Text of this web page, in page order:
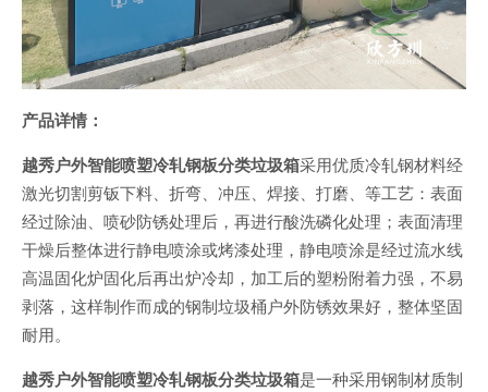
产品详情：
越秀户外智能喷塑冷轧钢板分类垃圾箱采用优质冷轧钢材料经
激光切割剪钣下料、折弯、冲压、焊接、打磨、等工艺：表面
经过除油、喷砂防锈处理后，再进行酸洗磷化处理；表面清理
干燥后整体进行静电喷涂或烤漆处理，静电喷涂是经过流水线
高温固化炉固化后再出炉冷却，加工后的塑粉附着力强，不易
剥落，这样制作而成的钢制垃圾桶户外防锈效果好，整体坚固
耐用。
越秀户外智能喷塑冷轧钢板分类垃圾箱是一种采用钢制材质制